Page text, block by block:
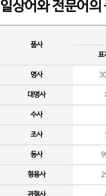
일상어와 전문어의
품사
표
명사
대명사
수사
조사
동사
형용사